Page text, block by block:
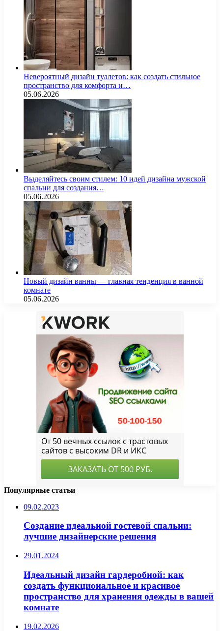
Невероятный дизайн туалетов: как создать стильное
пространство для комфорта и…
05.06.2026
Выделяйтесь своим стилем: 10 идей дизайна мужской
спальни для создания…
05.06.2026
Новый дизайн ванны — главная тенденция в ванной
комнате
05.06.2026
Популярные статьи
09.02.2023
Создание идеальной гостевой спальни:
лучшие дизайнерские решения
29.01.2024
Идеальный дизайн гардеробной: как
создать функциональное и красивое
пространство для хранения одежды в вашей
комнате
19.02.2026